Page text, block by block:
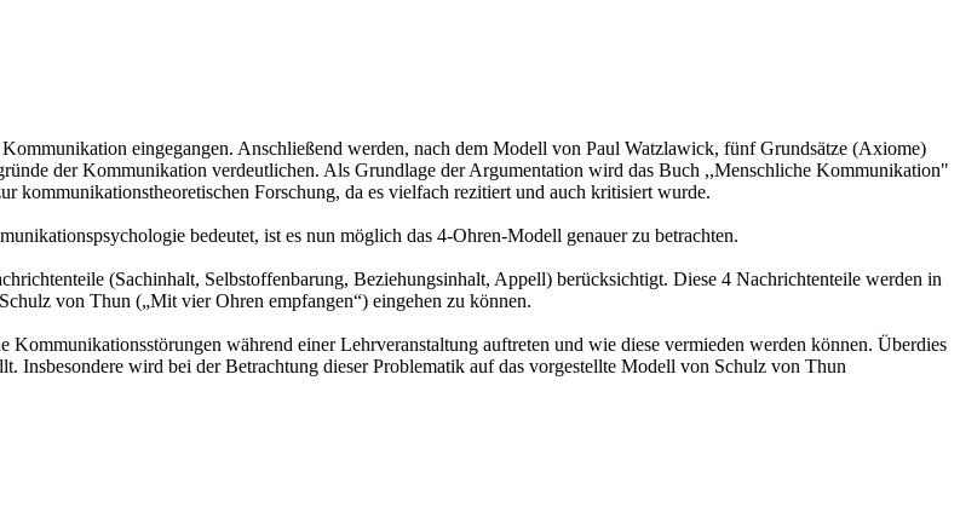
eingegangen. Anschließend werden, nach dem Modell von Paul Watzlawick, fünf Grundsätze (Axiome)
der Kommunikation verdeutlichen. Als Grundlage der Argumentation wird das Buch ,,Menschliche Kommunikation"
kommunikationstheoretischen Forschung, da es vielfach rezitiert und auch kritisiert wurde.
bedeutet, ist es nun möglich das 4-Ohren-Modell genauer zu betrachten.
(Sachinhalt, Selbstoffenbarung, Beziehungsinhalt, Appell) berücksichtigt. Diese 4 Nachrichtenteile werden in
von Thun („Mit vier Ohren empfangen“) eingehen zu können.
während einer Lehrveranstaltung auftreten und wie diese vermieden werden können. Überdies
Insbesondere wird bei der Betrachtung dieser Problematik auf das vorgestellte Modell von Schulz von Thun